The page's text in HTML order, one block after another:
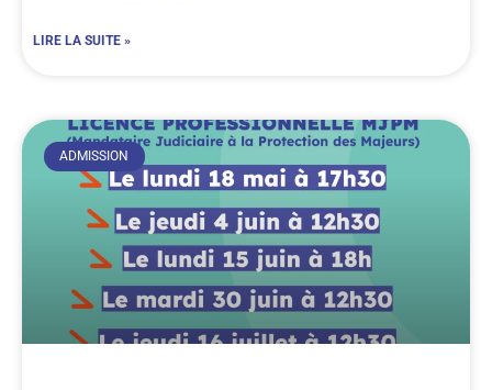
LIRE LA SUITE »
ADMISSION